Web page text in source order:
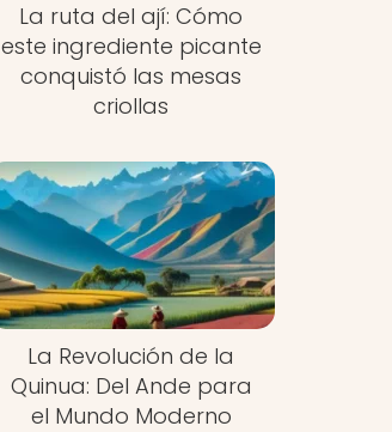
La ruta del ají: Cómo
este ingrediente picante
conquistó las mesas
criollas
La Revolución de la
Quinua: Del Ande para
el Mundo Moderno